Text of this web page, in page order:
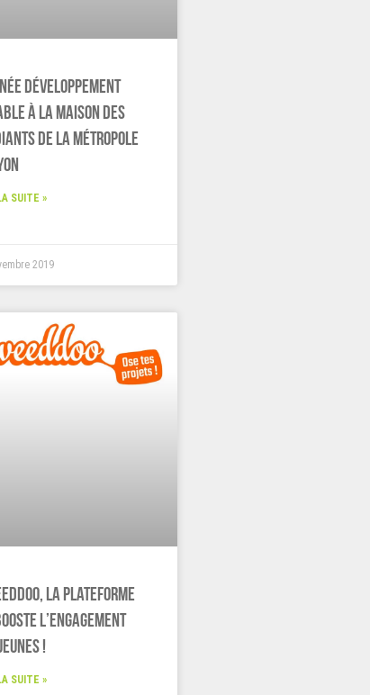
Développement
à la Maison des
de la Métropole
SUITE »
2019
la plateforme
l’engagement
!
SUITE »